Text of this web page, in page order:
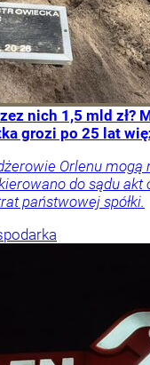
nich 1,5 mld zł?
grozi po 25 lat
Orlenu mogą
do sądu
państwowej spółki.